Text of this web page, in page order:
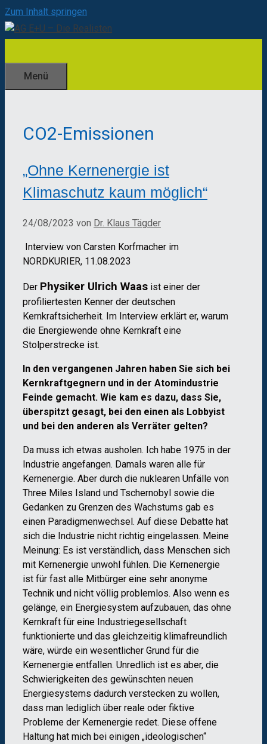
Zum Inhalt springen
Menü
CO2-Emissionen
„Ohne Kernenergie ist
Klimaschutz kaum möglich“
24/08/2023 von Dr. Klaus Tägder
Interview von Carsten Korfmacher im
NORDKURIER, 11.08.2023
Der Physiker Ulrich Waas ist einer der
profiliertesten Kenner der deutschen
Kernkraftsicherheit. Im Interview erklärt er, warum
die Energiewende ohne Kernkraft eine
Stolperstrecke ist.
In den vergangenen Jahren haben Sie sich bei
Kernkraftgegnern und in der Atomindustrie
Feinde gemacht. Wie kam es dazu, dass Sie,
überspitzt gesagt, bei den einen als Lobbyist
und bei den anderen als Verräter gelten?
Da muss ich etwas ausholen. Ich habe 1975 in der
Industrie angefangen. Damals waren alle für
Kernenergie. Aber durch die nuklearen Unfälle von
Three Miles Island und Tschernobyl sowie die
Gedanken zu Grenzen des Wachstums gab es
einen Paradigmenwechsel. Auf diese Debatte hat
sich die Industrie nicht richtig eingelassen. Meine
Meinung: Es ist verständlich, dass Menschen sich
mit Kernenergie unwohl fühlen. Die Kernenergie
ist für fast alle Mitbürger eine sehr anonyme
Technik und nicht völlig problemlos. Also wenn es
gelänge, ein Energiesystem aufzubauen, das ohne
Kernkraft für eine Industriegesellschaft
funktionierte und das gleichzeitig klimafreundlich
wäre, würde ein wesentlicher Grund für die
Kernenergie entfallen. Unredlich ist es aber, die
Schwierigkeiten des gewünschten neuen
Energiesystems dadurch verstecken zu wollen,
dass man lediglich über reale oder fiktive
Probleme der Kernenergie redet. Diese offene
Haltung hat mich bei einigen „ideologischen“